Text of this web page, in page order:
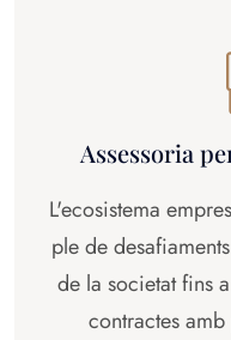
Assessoria
L'ecosistema
ple de
de la societat fins
contractes